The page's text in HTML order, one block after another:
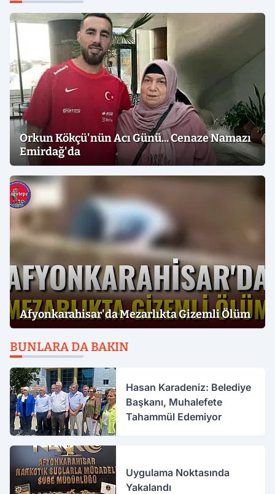
Orkun Kökçü'nün Acı Günü... Cenaze Namazı
Emirdağ'da
Afyonkarahisar'da Mezarlıkta Gizemli Ölüm
BUNLARA DA BAKIN
Hasan Karadeniz: Belediye
Başkanı, Muhalefete
Tahammül Edemiyor
Uygulama Noktasında
Yakalandı